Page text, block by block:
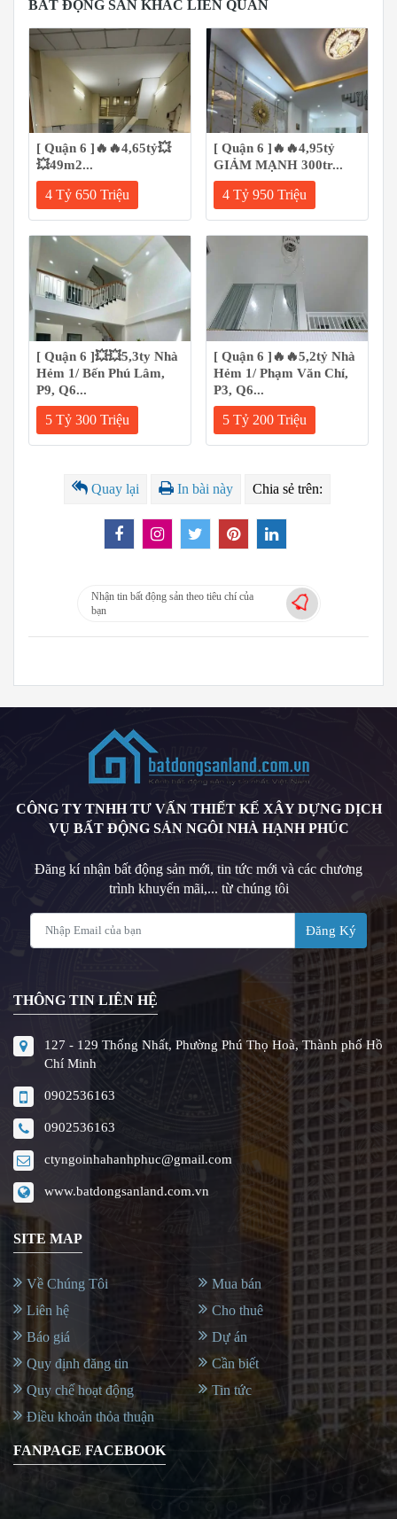
BẤT ĐỘNG SẢN KHÁC LIÊN QUAN
[ Quận 6 ]🔥🔥4,65tỷ💥
💥49m2...
4 Tỷ 650 Triệu
[ Quận 6 ]🔥🔥4,95tỷ
GIẢM MẠNH 300tr...
4 Tỷ 950 Triệu
[ Quận 6 ]💥💥5,3ty Nhà
Hẻm 1/ Bến Phú Lâm,
P9, Q6...
5 Tỷ 300 Triệu
[ Quận 6 ]🔥🔥5,2tỷ Nhà
Hẻm 1/ Phạm Văn Chí,
P3, Q6...
5 Tỷ 200 Triệu
Quay lại In bài này Chia sẻ trên:
Nhận tin bất động sản theo tiêu chí của
bạn
CÔNG TY TNHH TƯ VẤN THIẾT KẾ XÂY DỰNG DỊCH
VỤ BẤT ĐỘNG SẢN NGÔI NHÀ HẠNH PHÚC
Đăng kí nhận bất động sản mới, tin tức mới và các chương
trình khuyến mãi,... từ chúng tôi
Đăng Ký
THÔNG TIN LIÊN HỆ
127 - 129 Thống Nhất, Phường Phú Thọ Hoà, Thành phố Hồ
Chí Minh
0902536163
0902536163
ctyngoinhahanhphuc@gmail.com
www.batdongsanland.com.vn
SITE MAP
Về Chúng Tôi
Liên hệ
Báo giá
Quy định đăng tin
Quy chế hoạt động
Điều khoản thỏa thuận
Mua bán
Cho thuê
Dự án
Cần biết
Tin tức
FANPAGE FACEBOOK